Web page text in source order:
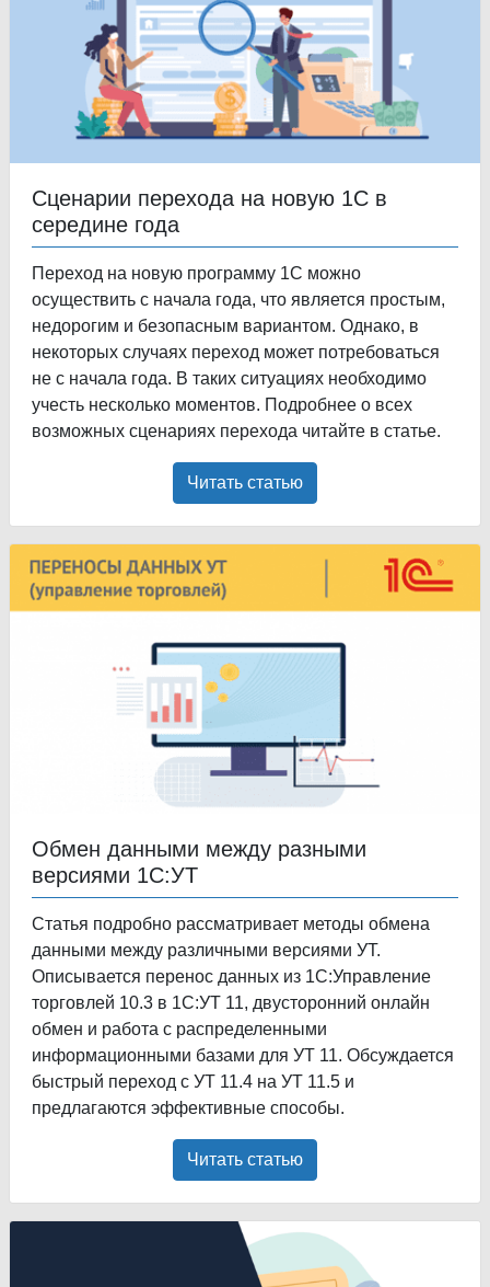
Сценарии перехода на новую 1С в
середине года
Переход на новую программу 1С можно
осуществить с начала года, что является простым,
недорогим и безопасным вариантом. Однако, в
некоторых случаях переход может потребоваться
не с начала года. В таких ситуациях необходимо
учесть несколько моментов. Подробнее о всех
возможных сценариях перехода читайте в статье.
Читать статью
Обмен данными между разными
версиями 1С:УТ
Статья подробно рассматривает методы обмена
данными между различными версиями УТ.
Описывается перенос данных из 1С:Управление
торговлей 10.3 в 1С:УТ 11, двусторонний онлайн
обмен и работа с распределенными
информационными базами для УТ 11. Обсуждается
быстрый переход с УТ 11.4 на УТ 11.5 и
предлагаются эффективные способы.
Читать статью